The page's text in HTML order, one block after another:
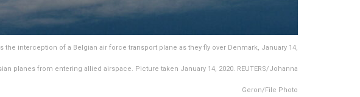
the interception of a Belgian air force transport plane as they fly over Denmark, January 14,
planes from entering allied airspace. Picture taken January 14, 2020. REUTERS/Johanna
Geron/File Photo